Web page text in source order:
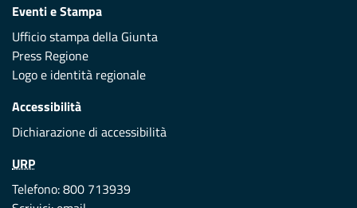
Eventi e Stampa
Ufficio stampa della Giunta
Press Regione
Logo e identità regionale
Accessibilità
Dichiarazione di accessibilità
URP
Telefono: 800 713939